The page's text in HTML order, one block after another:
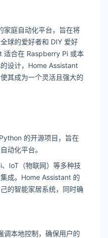
家庭自动化平台，旨在将
球的爱好者和 DIY 爱好
适合在 Raspberry Pi 或本
设计，Home Assistant
其成为一个灵活且强大的
的开源项目，旨在
动化平台。
IoT（物联网）等多种技
成。Home Assistant 的
的智能家居系统，同时确
调本地控制，确保用户的